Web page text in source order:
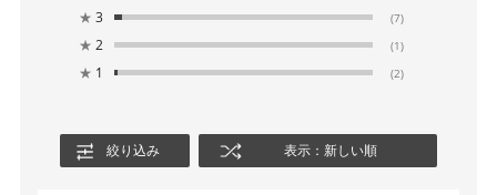
★ 3 (7)
★ 2 (1)
★ 1 (2)
絞り込み 表示：新しい順